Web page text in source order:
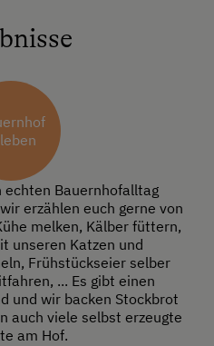
echten Bauernhofalltag
erzählen euch gerne von
melken, Kälber füttern,
unseren Katzen und
Frühstückseier selber
... Es gibt einen
und wir backen Stockbrot
auch viele selbst erzeugte
am Hof.